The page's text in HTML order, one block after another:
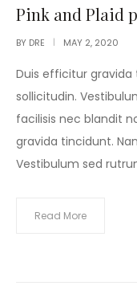
IN
Pink and Plaid
BY DRE MAY 2, 2020
Duis efficitur gravida
sollicitudin.
facilisis nec blandit
gravida tincidunt.
Vestibulum sed
Read More